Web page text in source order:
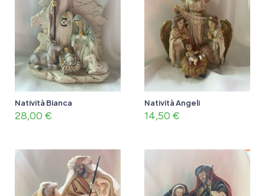
Natività Bianca
28,00 €
Natività Angeli
14,50 €